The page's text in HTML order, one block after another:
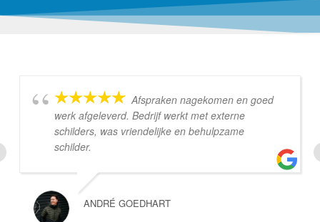
Afspraken nagekomen en goed
werk afgeleverd. Bedrijf werkt met externe
schilders, was vriendelijke en behulpzame
schilder.
ANDRÉ GOEDHART